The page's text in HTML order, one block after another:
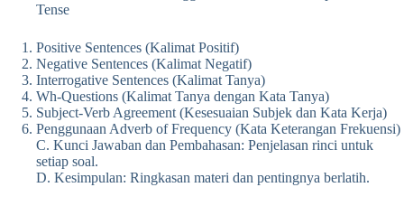
Positive Sentences (Kalimat Positif)
Negative Sentences (Kalimat Negatif)
Interrogative Sentences (Kalimat Tanya)
Wh-Questions (Kalimat Tanya dengan Kata Tanya)
Subject-Verb Agreement (Kesesuaian Subjek dan Kata Kerja)
Penggunaan Adverb of Frequency (Kata Keterangan Frekuensi)
C. Kunci Jawaban dan Pembahasan: Penjelasan rinci untuk
setiap soal.
D. Kesimpulan: Ringkasan materi dan pentingnya berlatih.